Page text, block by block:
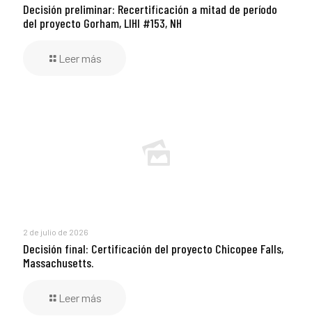
Decisión preliminar: Recertificación a mitad de período
del proyecto Gorham, LIHI #153, NH
Leer más
2 de julio de 2026
Decisión final: Certificación del proyecto Chicopee Falls,
Massachusetts.
Leer más